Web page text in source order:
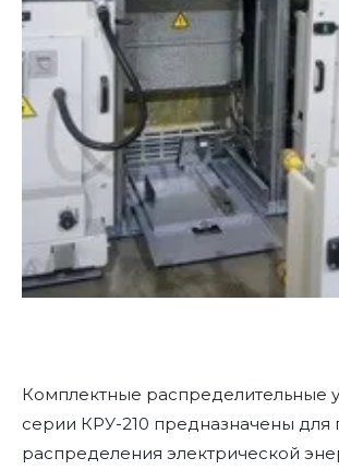
Комплектные распределительные
серии КРУ-210 предназначены для
распределения электрической